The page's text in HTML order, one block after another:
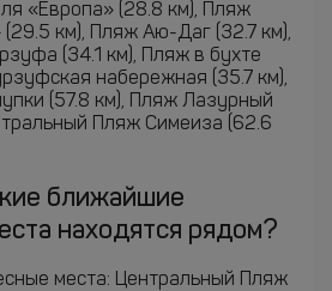
«Европа» (28.8 км), Пляж
км), Пляж Аю-Даг (32.7 км),
(34.1 км), Пляж в бухте
набережная (35.7 км),
(57.8 км), Пляж Лазурный
Пляж Симеиза (62.6
ближайшие
находятся рядом?
места: Центральный Пляж